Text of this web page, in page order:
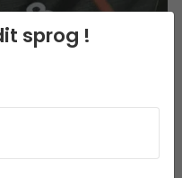
sprog !